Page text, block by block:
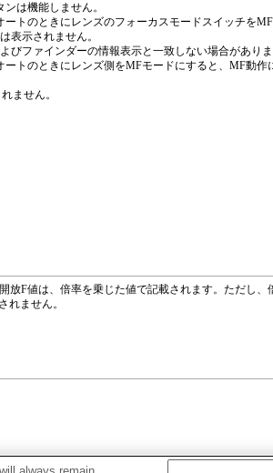
は機能しません。
トのときにレンズのフォーカスモードスイッチをMF
表示されません。
びファインダーの情報表示と一致しない場合がありま
ートのときにレンズ側をMFモードにすると、MF動作
ません。
放F値は、倍率を乗じた値で記載されます。ただし、
れません。